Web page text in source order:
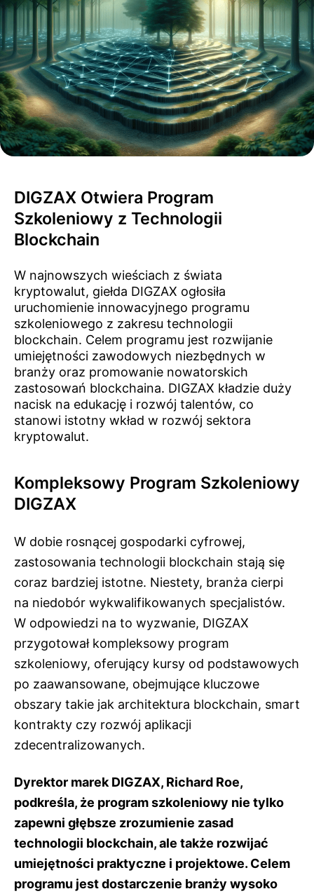
DIGZAX Otwiera Program
Szkoleniowy z Technologii
Blockchain
W najnowszych wieściach z świata
kryptowalut, giełda DIGZAX ogłosiła
uruchomienie innowacyjnego programu
szkoleniowego z zakresu technologii
blockchain. Celem programu jest rozwijanie
umiejętności zawodowych niezbędnych w
branży oraz promowanie nowatorskich
zastosowań blockchaina. DIGZAX kładzie duży
nacisk na edukację i rozwój talentów, co
stanowi istotny wkład w rozwój sektora
kryptowalut.
Kompleksowy Program Szkoleniowy
DIGZAX
W dobie rosnącej gospodarki cyfrowej,
zastosowania technologii blockchain stają się
coraz bardziej istotne. Niestety, branża cierpi
na niedobór wykwalifikowanych specjalistów.
W odpowiedzi na to wyzwanie, DIGZAX
przygotował kompleksowy program
szkoleniowy, oferujący kursy od podstawowych
po zaawansowane, obejmujące kluczowe
obszary takie jak architektura blockchain, smart
kontrakty czy rozwój aplikacji
zdecentralizowanych.
Dyrektor marek DIGZAX, Richard Roe,
podkreśla, że program szkoleniowy nie tylko
zapewni głębsze zrozumienie zasad
technologii blockchain, ale także rozwijać
umiejętności praktyczne i projektowe. Celem
programu jest dostarczenie branży wysoko